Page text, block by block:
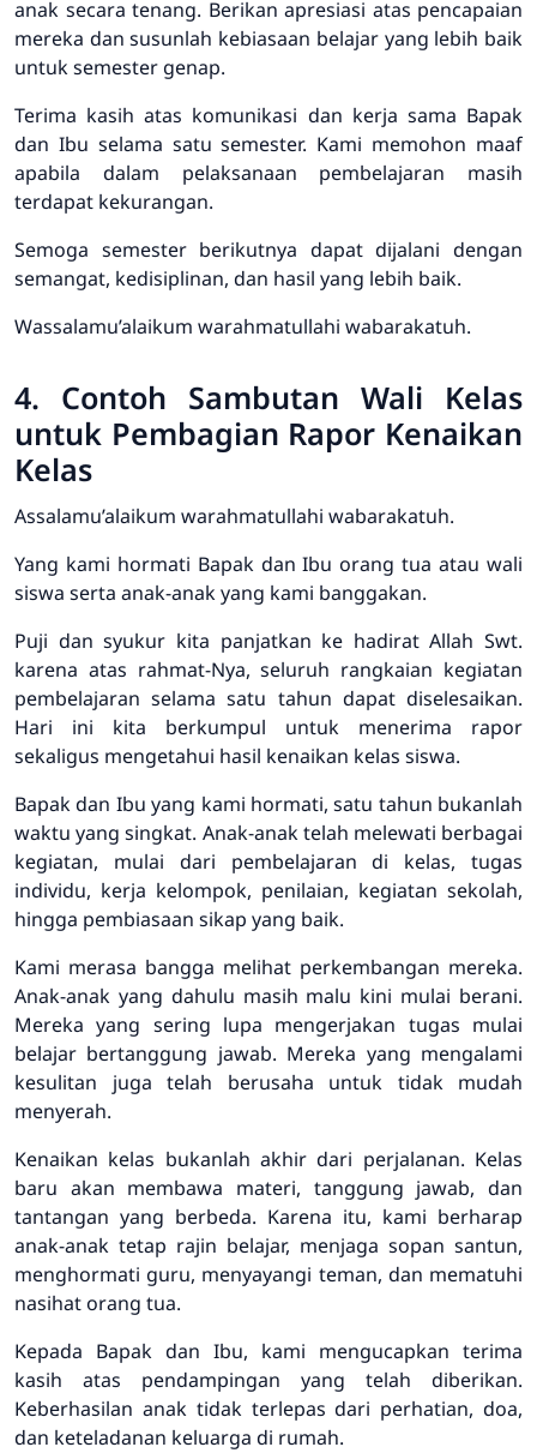
anak secara tenang. Berikan apresiasi atas pencapaian
mereka dan susunlah kebiasaan belajar yang lebih baik
untuk semester genap.
Terima kasih atas komunikasi dan kerja sama Bapak
dan Ibu selama satu semester. Kami memohon maaf
apabila dalam pelaksanaan pembelajaran masih
terdapat kekurangan.
Semoga semester berikutnya dapat dijalani dengan
semangat, kedisiplinan, dan hasil yang lebih baik.
Wassalamu’alaikum warahmatullahi wabarakatuh.
4. Contoh Sambutan Wali Kelas
untuk Pembagian Rapor Kenaikan
Kelas
Assalamu’alaikum warahmatullahi wabarakatuh.
Yang kami hormati Bapak dan Ibu orang tua atau wali
siswa serta anak-anak yang kami banggakan.
Puji dan syukur kita panjatkan ke hadirat Allah Swt.
karena atas rahmat-Nya, seluruh rangkaian kegiatan
pembelajaran selama satu tahun dapat diselesaikan.
Hari ini kita berkumpul untuk menerima rapor
sekaligus mengetahui hasil kenaikan kelas siswa.
Bapak dan Ibu yang kami hormati, satu tahun bukanlah
waktu yang singkat. Anak-anak telah melewati berbagai
kegiatan, mulai dari pembelajaran di kelas, tugas
individu, kerja kelompok, penilaian, kegiatan sekolah,
hingga pembiasaan sikap yang baik.
Kami merasa bangga melihat perkembangan mereka.
Anak-anak yang dahulu masih malu kini mulai berani.
Mereka yang sering lupa mengerjakan tugas mulai
belajar bertanggung jawab. Mereka yang mengalami
kesulitan juga telah berusaha untuk tidak mudah
menyerah.
Kenaikan kelas bukanlah akhir dari perjalanan. Kelas
baru akan membawa materi, tanggung jawab, dan
tantangan yang berbeda. Karena itu, kami berharap
anak-anak tetap rajin belajar, menjaga sopan santun,
menghormati guru, menyayangi teman, dan mematuhi
nasihat orang tua.
Kepada Bapak dan Ibu, kami mengucapkan terima
kasih atas pendampingan yang telah diberikan.
Keberhasilan anak tidak terlepas dari perhatian, doa,
dan keteladanan keluarga di rumah.